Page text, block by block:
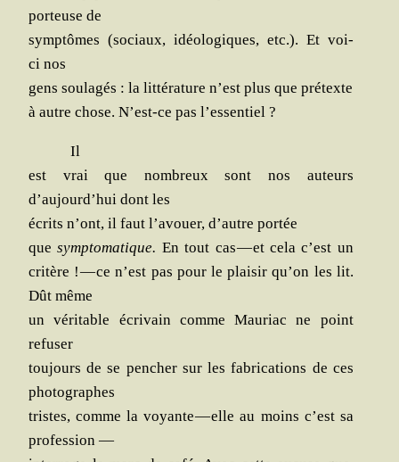
por­teuse de
symp­tômes (sociaux, idéo­lo­giques, etc.). Et voi­
ci nos
gens sou­la­gés : la lit­té­ra­ture n’est plus que prétexte
à autre chose. N’est-ce pas l’essentiel ?
Il
est vrai que nom­breux sont nos auteurs
d’aujourd’hui dont les
écrits n’ont, il faut l’avouer, d’autre portée
quesymp­to­ma­tique. En tout cas — et cela c’est un
cri­tère ! — ce n’est pas pour le plai­sir qu’on les lit.
Dût même
un véri­table écri­vain comme Mau­riac ne point
refuser
tou­jours de se pen­cher sur les fabri­ca­tions de ces
photographes
tristes, comme la voyante — elle au moins c’est sa
profession —